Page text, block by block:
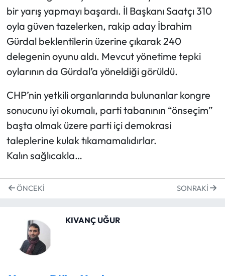
bir yarış yapmayı başardı. İl Başkanı Saatçı 310
oyla güven tazelerken, rakip aday İbrahim
Gürdal beklentilerin üzerine çıkarak 240
delegenin oyunu aldı. Mevcut yönetime tepki
oylarının da Gürdal’a yöneldiği görüldü.
CHP’nin yetkili organlarında bulunanlar kongre
sonucunu iyi okumalı, parti tabanının “önseçim”
başta olmak üzere parti içi demokrasi
taleplerine kulak tıkamamalıdırlar.
Kalın sağlıcakla…
ÖNCEKI SONRAKI
KIVANÇ UĞUR